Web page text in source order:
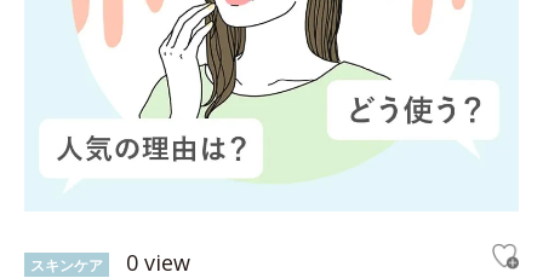
スキンケア 0 view